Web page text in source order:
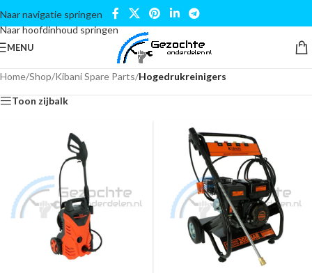
Naar navigatie springen
Naar hoofdinhoud springen
MENU
Home/Shop/Kibani Spare Parts/Hogedrukreinigers
Toon zijbalk